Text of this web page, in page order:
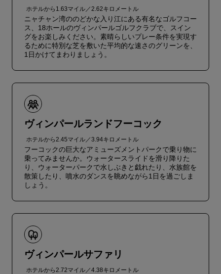
ホテルから1.63マイル／2.62キロメートル
ニャチャン湾ののどかな入り江にある有名なゴルフコー
ス、18ホールのヴィンパールゴルフクラブで、スイン
グをお楽しみください。素晴らしいプレー条件を実現す
るために特別な芝を敷いた平均的な速さのグリーンを、
1日かけてまわりましょう。
ヴィンパールランドフーコック
ホテルから2.45マイル／3.94キロメートル
フーコックの巨大なアミューズメントパークで乗り物に
乗ってみませんか。ウォータースライドを滑り降りた
り、ウォーターパークで水しぶきと戯れたり、水族館を
散策したり、噴水のダンスを眺めながら1日を過ごしま
しょう。
ヴィンパールサファリ
ホテルから2.72マイル／4.38キロメートル